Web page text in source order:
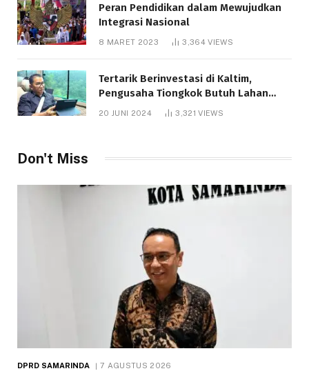
Peran Pendidikan dalam Mewujudkan
Integrasi Nasional
8 MARET 2023 3,364VIEWS
Tertarik Berinvestasi di Kaltim,
Pengusaha Tiongkok Butuh Lahan
1.000 Hektare
20 JUNI 2024 3,321VIEWS
Don't Miss
DPRD SAMARINDA 7 AGUSTUS 2026